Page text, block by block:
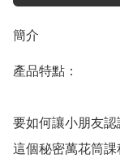
簡介
產品特點：
要如何讓小朋友
這個秘密萬花筒